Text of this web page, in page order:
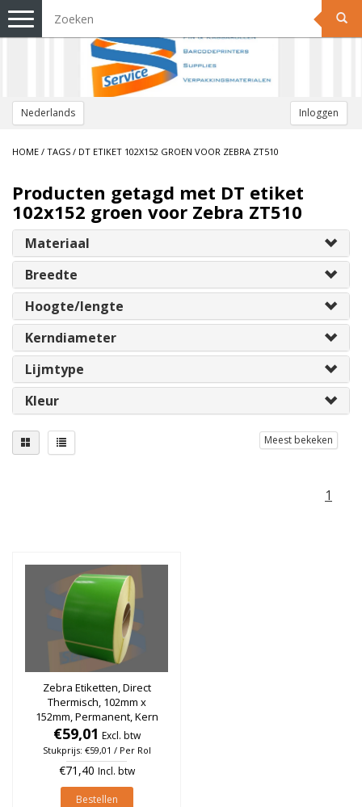
Nederlands Inloggen
Toggle
navigation
HOME / TAGS / DT ETIKET 102X152 GROEN VOOR ZEBRA ZT510
Producten getagd met DT etiket
102x152 groen voor Zebra ZT510
Materiaal
Breedte
Hoogte/lengte
Kerndiameter
Lijmtype
Kleur
Meest bekeken
1
Zebra Etiketten, Direct
Thermisch, 102mm x
152mm, Permanent, Kern
76mm, Groen, rol à 950
stuks
€59,01 Excl. btw
Stukprijs: €59,01 / Per Rol
€71,40 Incl. btw
Bestellen